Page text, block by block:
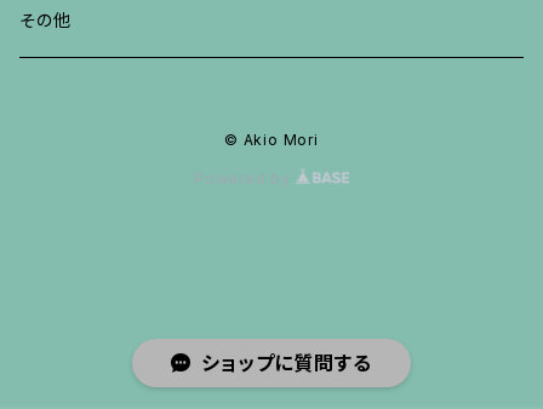
ショップに質問する
ブレスレット、バングル
リング
その他
© Akio Mori
Powered by